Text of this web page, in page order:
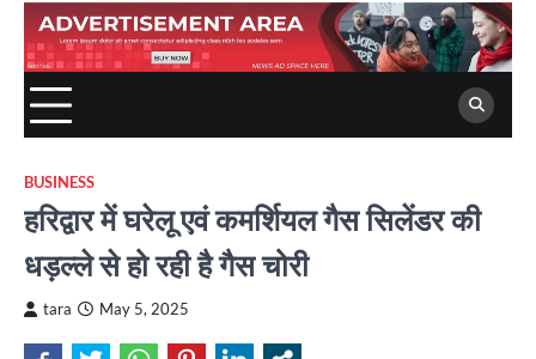
BUSINESS
हरिद्वार में घरेलू एवं कमर्शियल गैस सिलेंडर की
धड़ल्ले से हो रही है गैस चोरी
tara May 5, 2025